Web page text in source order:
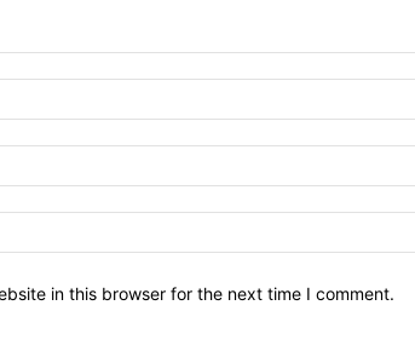
in this browser for the next time I comment.